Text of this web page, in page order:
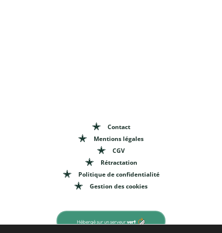
Contact
Mentions légales
CGV
Rétractation
Politique de confidentialité
Gestion des cookies
Hébergé sur un serveurvert